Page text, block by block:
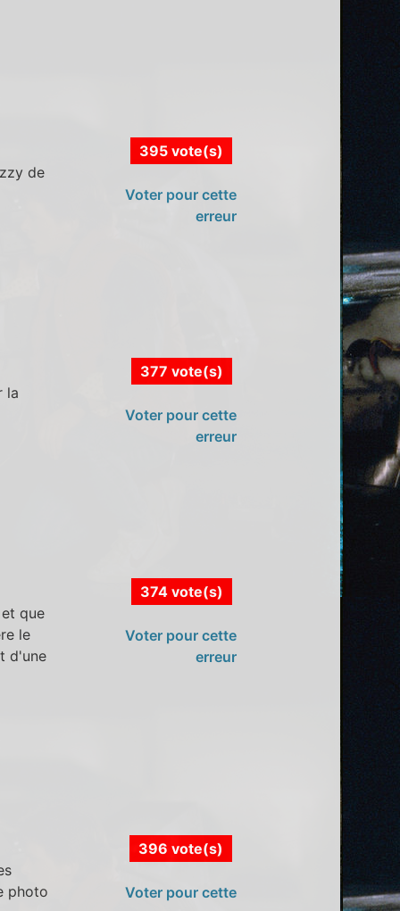
de
395 vote(s)
Voter pour cette
erreur
la
377 vote(s)
Voter pour cette
erreur
que
le
d'une
374 vote(s)
Voter pour cette
erreur
photo
396 vote(s)
Voter pour cette